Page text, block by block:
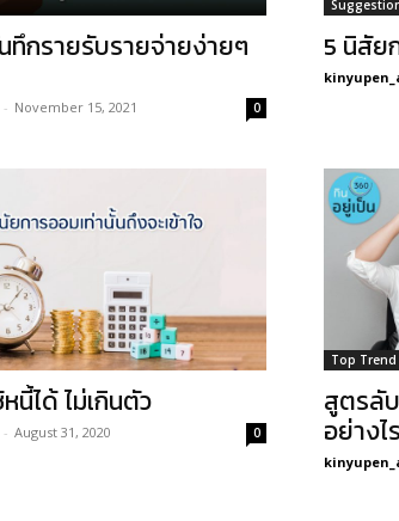
ทึกรายรับรายจ่ายง่ายๆ
- November 15, 2021 0
5 นิสัย
นี้ได้ ไม่เกินตัว
- August 31, 2020 0
Top Trend
สูตรลั
อย่างไ